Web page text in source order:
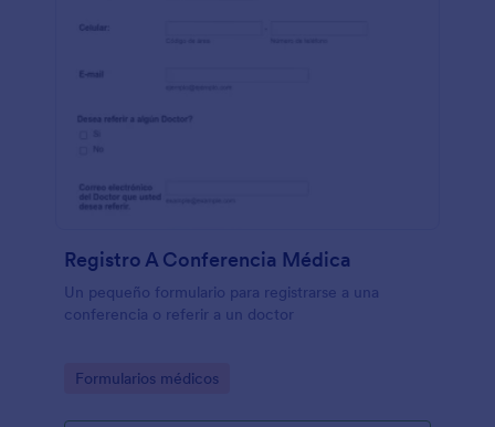
Registro A Conferencia Médica
Un pequeño formulario para registrarse a una
conferencia o referir a un doctor
Go to Category:
Formularios médicos